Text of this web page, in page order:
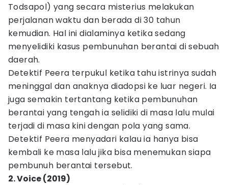
Todsapol) yang secara misterius melakukan
perjalanan waktu dan berada di 30 tahun
kemudian. Hal ini dialaminya ketika sedang
menyelidiki kasus pembunuhan berantai di sebuah
daerah.
Detektif Peera terpukul ketika tahu istrinya sudah
meninggal dan anaknya diadopsi ke luar negeri. Ia
juga semakin tertantang ketika pembunuhan
berantai yang tengah ia selidiki di masa lalu mulai
terjadi di masa kini dengan pola yang sama.
Detektif Peera menyadari kalau ia hanya bisa
kembali ke masa lalu jika bisa menemukan siapa
pembunuh berantai tersebut.
2. Voice (2019)